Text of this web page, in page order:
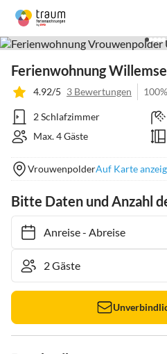
Ferienwohnung Willemse
4.92/5 3 Bewertungen
2 Schlafzimmer
Max. 4 Gäste
VrouwenpolderAuf Karte
Bitte Daten und Anzahl
Anreise- Abreise